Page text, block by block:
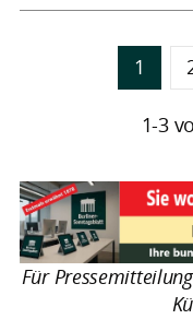
1
1-3
Für